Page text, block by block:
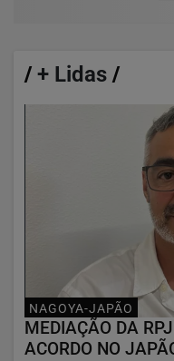
/ + Lidas /
NAGOYA-JAPÃO
MEDIAÇÃO DA
ACORDO NO